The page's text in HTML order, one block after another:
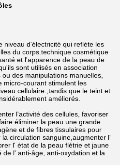
niveau d'électricité qui reflète les
du corps.technique cosmétique
et l'apparence de la peau de
sont utilisés en association
des manipulations manuelles,
micro-courant stimulent les
cellulaire.,tandis que le teint et
améliorés.
l'activité des cellules, favoriser
éliminer la peau une grande
et de fibres tissulaires pour
circulation sanguine,augmenter l'
l' état de la peau flétrie et jaune
l' anti-âge, anti-oxydation et la